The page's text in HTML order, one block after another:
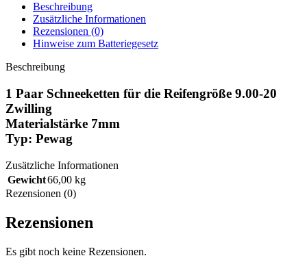
Beschreibung
Zusätzliche Informationen
Rezensionen (0)
Hinweise zum Batteriegesetz
Beschreibung
1 Paar Schneeketten für die Reifengröße 9.00-20
Zwilling
Materialstärke 7mm
Typ: Pewag
Zusätzliche Informationen
Gewicht66,00 kg
Rezensionen (0)
Rezensionen
Es gibt noch keine Rezensionen.